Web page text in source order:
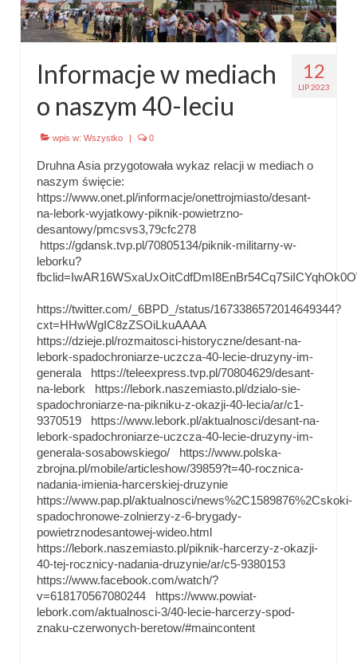
Emblematy (plakietki) i znaki drużyny
Ryngraf Pamiątkowy 7 HDCzB
Odznaka Honorowa 7 HDCzB
Galeria
Galerie 1983-2025
Galeria 2026
Kontakt
12
LIP 2023
Informacje w mediach
o naszym 40-leciu
wpis w: Wszystko | 0
Druhna Asia przygotowała wykaz relacji w mediach o
naszym święcie:
https://www.onet.pl/informacje/onettrojmiasto/desant-
na-lebork-wyjatkowy-piknik-powietrzno-
desantowy/pmcsvs3,79cfc278
https://gdansk.tvp.pl/70805134/piknik-militarny-w-
leborku?
https://twitter.com/_6BPD_/status/1673386572014649344?
cxt=HHwWgIC8zZSOiLkuAAAA
https://dzieje.pl/rozmaitosci-historyczne/desant-na-
lebork-spadochroniarze-uczcza-40-lecie-druzyny-im-
generala https://teleexpress.tvp.pl/70804629/desant-
na-lebork https://lebork.naszemiasto.pl/dzialo-sie-
spadochroniarze-na-pikniku-z-okazji-40-lecia/ar/c1-
9370519 https://www.lebork.pl/aktualnosci/desant-na-
lebork-spadochroniarze-uczcza-40-lecie-druzyny-im-
generala-sosabowskiego/ https://www.polska-
zbrojna.pl/mobile/articleshow/39859?t=40-rocznica-
nadania-imienia-harcerskiej-druzynie
https://www.pap.pl/aktualnosci/news%2C1589876%2Cskoki-
spadochronowe-zolnierzy-z-6-brygady-
powietrznodesantowej-wideo.html
https://lebork.naszemiasto.pl/piknik-harcerzy-z-okazji-
40-tej-rocznicy-nadania-druzynie/ar/c5-9380153
https://www.facebook.com/watch/?
v=618170567080244 https://www.powiat-
lebork.com/aktualnosci-3/40-lecie-harcerzy-spod-
znaku-czerwonych-beretow/#maincontent